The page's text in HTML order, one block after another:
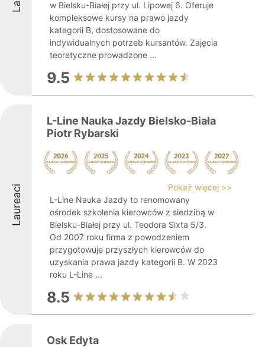
w Bielsku-Białej przy ul. Lipowej 6. Oferuje
kompleksowe kursy na prawo jazdy
kategorii B, dostosowane do
indywidualnych potrzeb kursantów. Zajęcia
teoretyczne prowadzone ...
9.5
Laureaci
L-Line Nauka Jazdy Bielsko-Biała
Piotr Rybarski
Pokaż więcej >>
L-Line Nauka Jazdy to renomowany
ośrodek szkolenia kierowców z siedzibą w
Bielsku-Białej przy ul. Teodora Sixta 5/3.
Od 2007 roku firma z powodzeniem
przygotowuje przyszłych kierowców do
uzyskania prawa jazdy kategorii B. W 2023
roku L-Line ...
8.5
Osk Edyta